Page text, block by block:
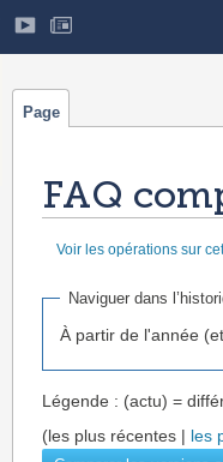
FAQ
Voir les opérations sur
Naviguer dans
À partir de l'année
Légende : (actu) =
(les plus récentes | les
Page